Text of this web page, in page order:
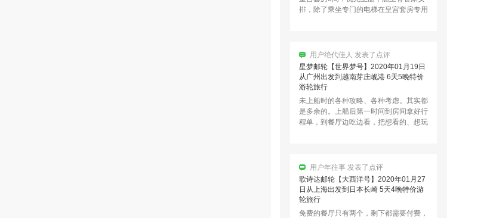
排，除了乘坐专门的电梯在皇宫套房专用
用户绝代佳人 发表了点评
星梦邮轮【世界梦号】2020年01月19日
从广州出发到越南芽庄岘港 6天5晚特价
游轮旅行
未上船时的各种攻略、各种考虑。其实都
是多余的。上船后第一时间到房间拿好行
程单，到餐厅边吃边看，把想看的、想玩
用户年往事 发表了点评
歌诗达邮轮【大西洋号】2020年01月27
日从上海出发到日本长崎 5天4晚特价游
轮旅行
免费的餐厅只有两个，剩下都需要付费，
日/07月19日/26日/08月02日/08月09日/0
8月16日/09月06日/13日/20日/27日从上
海出发到日本那霸（冲绳）-宫古岛 6天5
晚特价游轮旅行
用户15608*** 2小时前预订
皇家加勒比【海洋光谱号】2024年12月
11日 香港出发到越南芽庄5天4晚邮轮旅